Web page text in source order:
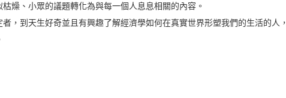
枯燥、小眾的議題轉化為與每一個人息息相關的內容。
，到天生好奇並且有興趣了解經濟學如何在真實世界形塑我們的生活的人，